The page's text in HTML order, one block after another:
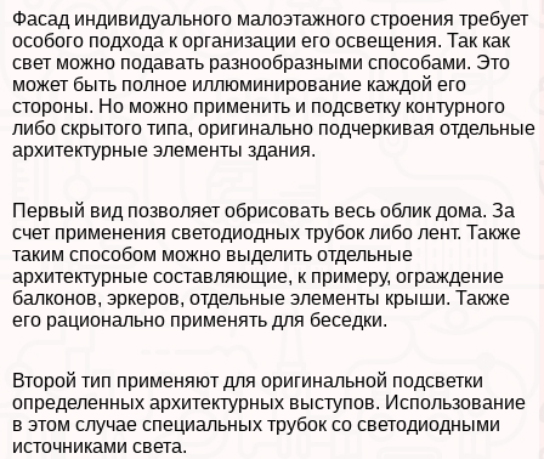
Фасад индивидуального малоэтажного строения требует
особого подхода к организации его освещения. Так как
свет можно подавать разнообразными способами. Это
может быть полное иллюминирование каждой его
стороны. Но можно применить и подсветку контурного
либо скрытого типа, оригинально подчеркивая отдельные
архитектурные элементы здания.
Первый вид позволяет обрисовать весь облик дома. За
счет применения светодиодных трубок либо лент. Также
таким способом можно выделить отдельные
архитектурные составляющие, к примеру, ограждение
балконов, эркеров, отдельные элементы крыши. Также
его рационально применять для беседки.
Второй тип применяют для оригинальной подсветки
определенных архитектурных выступов. Использование
в этом случае специальных трубок со светодиодными
источниками света.